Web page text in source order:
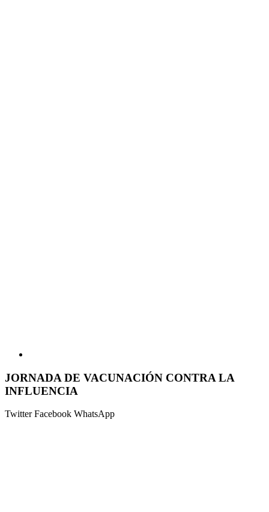
JORNADA DE VACUNACIÓN CONTRA LA
INFLUENCIA
TwitterFacebook WhatsApp